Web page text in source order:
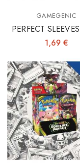
GAMEGENIC
PERFECT
INNER SLEEVES
1,69 €